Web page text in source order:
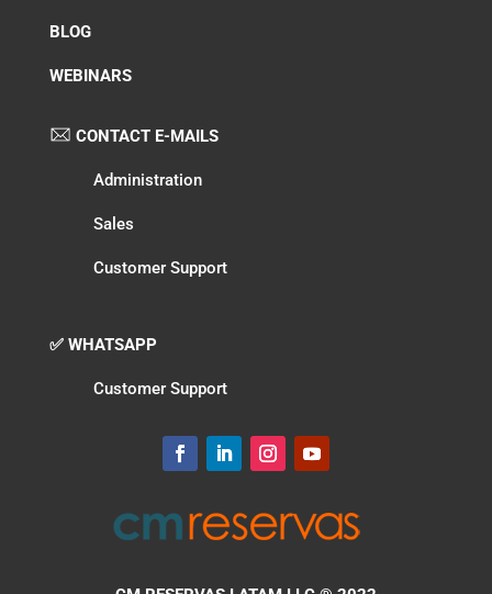
BLOG
WEBINARS
CONTACT E-MAILS
Administration
Sales
Customer Support
✅ WHATSAPP
Customer Support